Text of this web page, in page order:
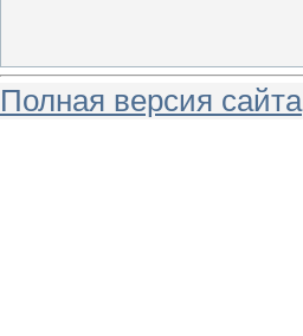
Полная версия сайта